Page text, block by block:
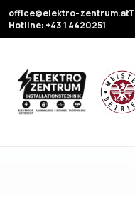
office@elektro-zentrum.at
Hotline: +43 1 4420251